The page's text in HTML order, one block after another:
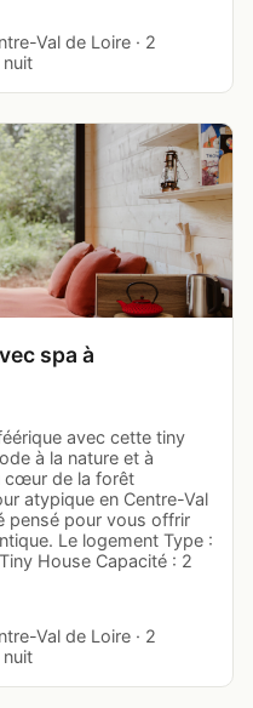
Val de Loire · 2
spa à
avec cette tiny
à la nature et à
cœur de la forêt
atypique en Centre-Val
pensé pour vous offrir
Le logement Type :
House Capacité : 2
Val de Loire · 2